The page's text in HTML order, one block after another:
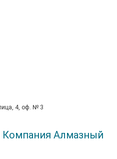
авиабилеты на
десятки
желании можно заказать
Тунис, Турцию и другие
А решение поставленной
на себя.
4, оф. № 3
Компания Алмазный